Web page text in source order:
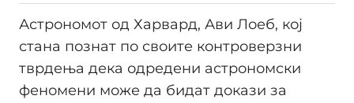
Астрономот од Харвард, Ави Лоеб, кој
стана познат по своите контроверзни
тврдења дека одредени астрономски
феномени може да бидат докази за